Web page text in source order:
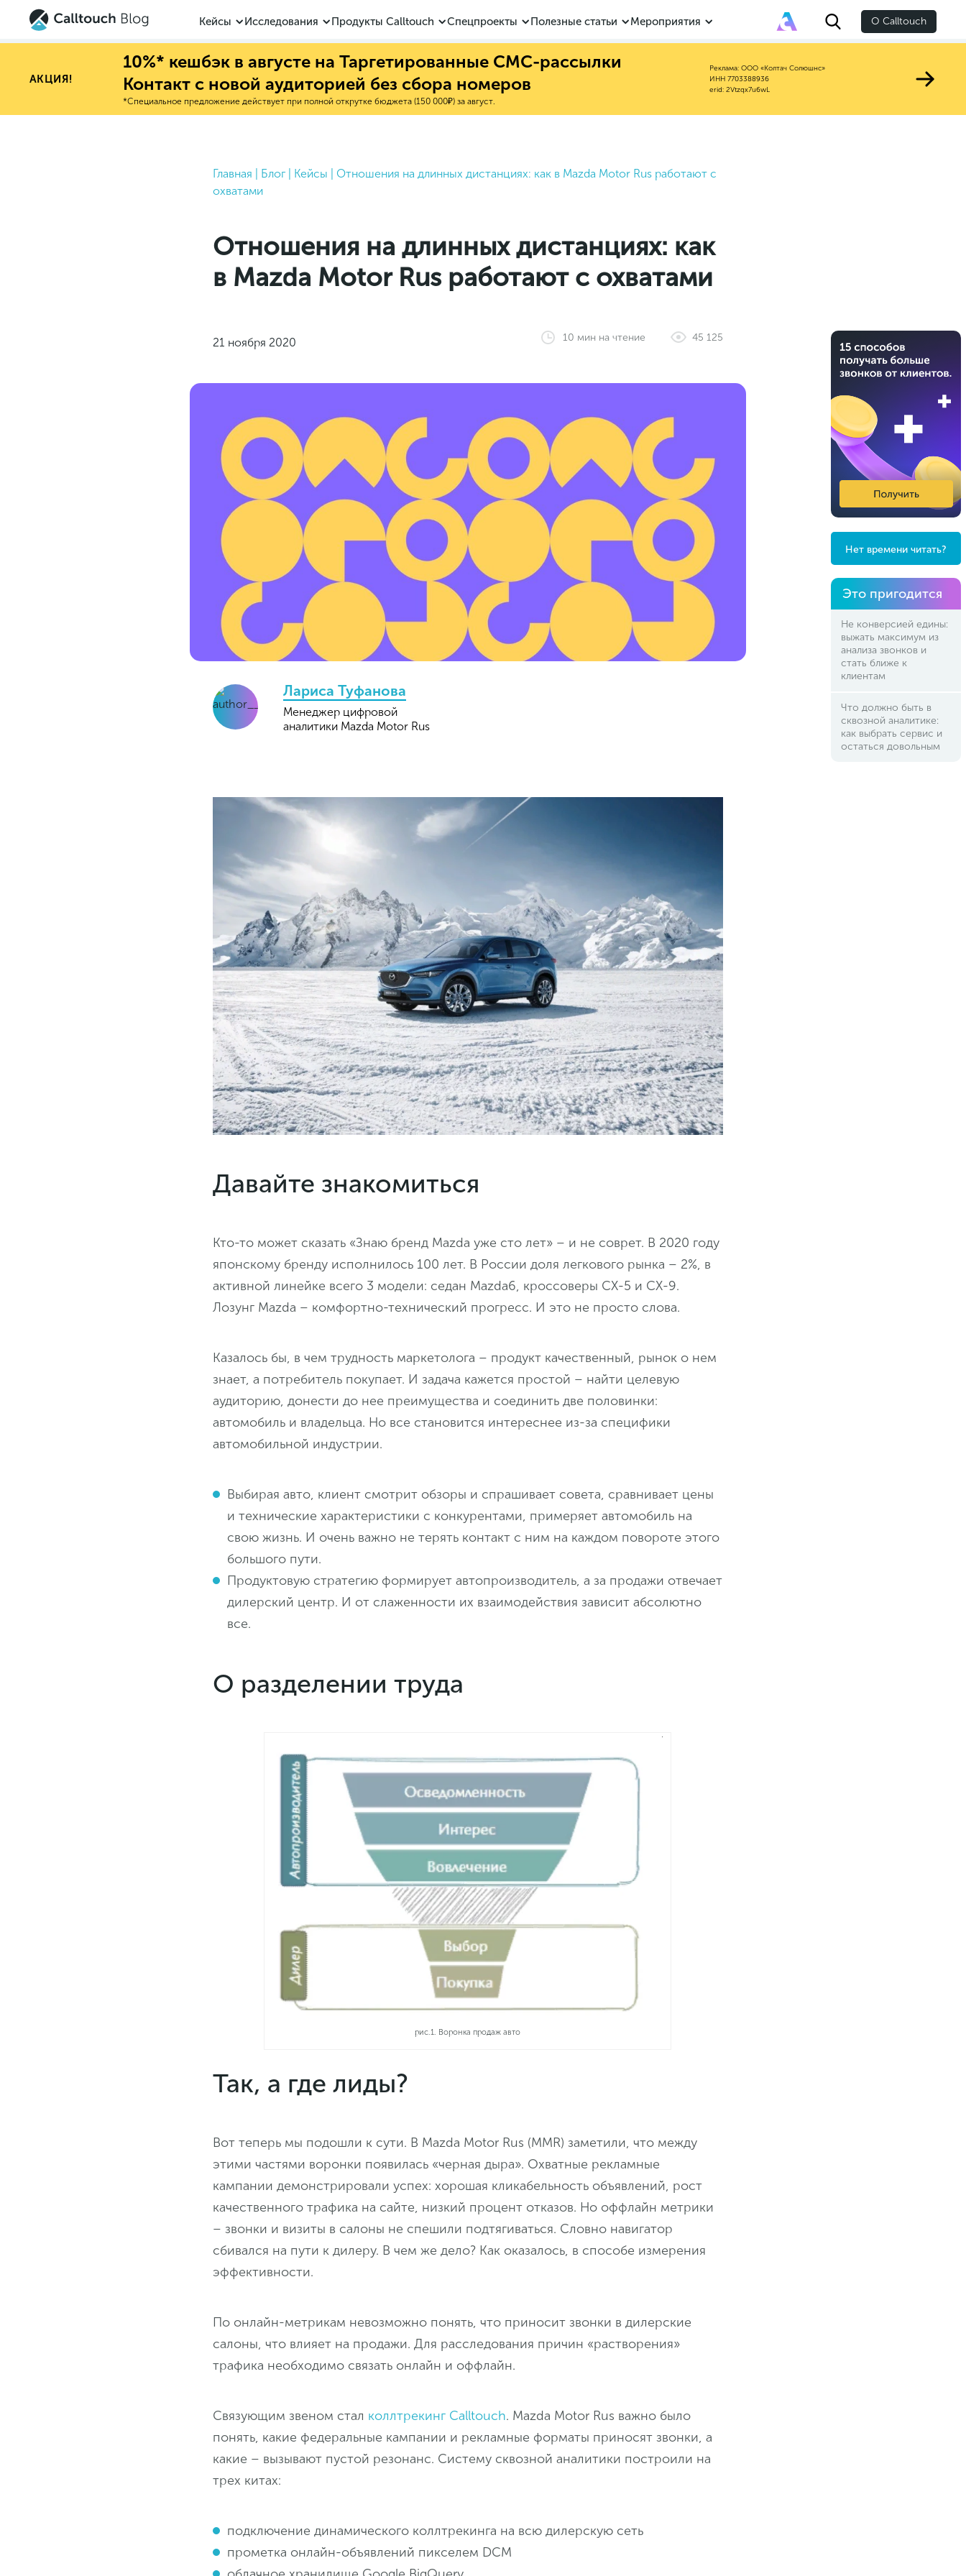
Кейсы Исследования Продукты Calltouch Спецпроекты Полезные статьи Мероприятия О Calltouch
АКЦИЯ!
10%* кешбэк в августе на Таргетированные СМС-рассылки
Контакт с новой аудиторией без сбора номеров
*Специальное предложение действует при полной открутке бюджета (150 000₽) за август.
Реклама: ООО «Колтач Солюшнс»
ИНН 7703388936
erid: 2Vtzqx7u6wL
Главная Блог| Кейсы
Отношения на длинных дистанциях: как в Mazda Motor Rus работают с
охватами
Отношения на длинных дистанциях: как
в Mazda Motor Rus работают с охватами
21 ноября 2020 10 мин на чтение 45 125
Лариса Туфанова
Менеджер цифровой
аналитики Mazda Motor Rus
Давайте знакомиться
Кто-то может сказать «Знаю бренд Mazda уже сто лет» – и не соврет. В 2020 году
японскому бренду исполнилось 100 лет. В России доля легкового рынка – 2%, в
активной линейке всего 3 модели: седан Mazda6, кроссоверы CX-5 и СХ-9.
Лозунг Mazda – комфортно-технический прогресс. И это не просто слова.
Казалось бы, в чем трудность маркетолога – продукт качественный, рынок о нем
знает, а потребитель покупает. И задача кажется простой – найти целевую
аудиторию, донести до нее преимущества и соединить две половинки:
автомобиль и владельца. Но все становится интереснее из-за специфики
автомобильной индустрии.
Выбирая авто, клиент смотрит обзоры и спрашивает совета, сравнивает цены
и технические характеристики с конкурентами, примеряет автомобиль на
свою жизнь. И очень важно не терять контакт с ним на каждом повороте этого
большого пути.
Продуктовую стратегию формирует автопроизводитель, а за продажи отвечает
дилерский центр. И от слаженности их взаимодействия зависит абсолютно
все.
О разделении труда
рис.1. Воронка продаж авто
Так, а где лиды?
Вот теперь мы подошли к сути. В Mazda Motor Rus (MMR) заметили, что между
этими частями воронки появилась «черная дыра». Охватные рекламные
кампании демонстрировали успех: хорошая кликабельность объявлений, рост
качественного трафика на сайте, низкий процент отказов. Но оффлайн метрики
– звонки и визиты в салоны не спешили подтягиваться. Словно навигатор
сбивался на пути к дилеру. В чем же дело? Как оказалось, в способе измерения
эффективности.
По онлайн-метрикам невозможно понять, что приносит звонки в дилерские
салоны, что влияет на продажи. Для расследования причин «растворения»
трафика необходимо связать онлайн и оффлайн.
Связующим звеном стал коллтрекинг Calltouch. Mazda Motor Rus важно было
понять, какие федеральные кампании и рекламные форматы приносят звонки, а
какие – вызывают пустой резонанс. Систему сквозной аналитики построили на
трех китах:
подключение динамического коллтрекинга на всю дилерскую сеть
прометка онлайн-объявлений пикселем DCM
Нет времени читать?
Это пригодится
Не конверсией едины:
выжать максимум из
анализа звонков и
стать ближе к
клиентам
Что должно быть в
сквозной аналитике:
как выбрать сервис и
остаться довольным